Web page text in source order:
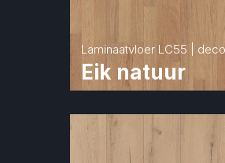
Laminaatvloer LC55 |
Eik natuur